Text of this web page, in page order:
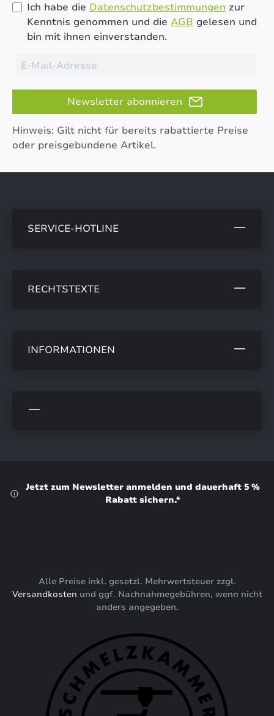
Ich habe die Datenschutzbestimmungen zur
Kenntnis genommen und die AGB gelesen und
bin mit ihnen einverstanden.
Newsletter abonnieren
Hinweis: Gilt nicht für bereits rabattierte Preise
oder preisgebundene Artikel.
SERVICE-HOTLINE
RECHTSTEXTE
INFORMATIONEN
Jetzt zum Newsletter anmelden und dauerhaft 5 %
Rabatt sichern.*
Alle Preise inkl. gesetzl. Mehrwertsteuer zzgl.
Versandkosten und ggf. Nachnahmegebühren, wenn nicht
anders angegeben.